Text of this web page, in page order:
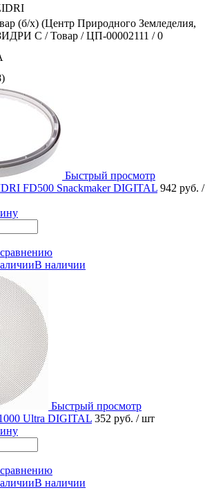
(б/х) (Центр Природного Земледелия,
С / Товар / ЦП-00002111 / 0
Быстрый просмотр
FD500 Snackmaker DIGITAL 942 руб. /
В наличии
Быстрый просмотр
Ultra DIGITAL 352 руб. / шт
В наличии